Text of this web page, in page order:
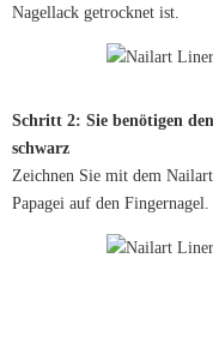
Nagellack getrocknet ist.
Schritt 2: Sie benötigen
schwarz
Zeichnen Sie mit dem
Papagei auf den Fingernagel.